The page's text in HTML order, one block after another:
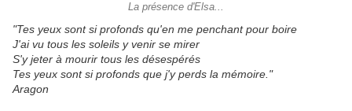
La présence d'Elsa...
"Tes yeux sont si profonds qu'en me penchant pour boire
J'ai vu tous les soleils y venir se mirer
S'y jeter à mourir tous les désespérés
Tes yeux sont si profonds que j'y perds la mémoire."
Aragon